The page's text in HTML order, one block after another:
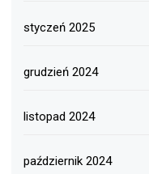
styczeń 2025
grudzień 2024
listopad 2024
październik 2024